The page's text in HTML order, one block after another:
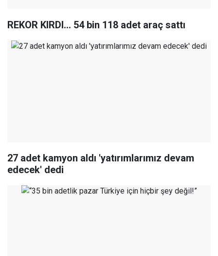
REKOR KIRDI... 54 bin 118 adet araç sattı
27 adet kamyon aldı 'yatırımlarımız devam
edecek' dedi